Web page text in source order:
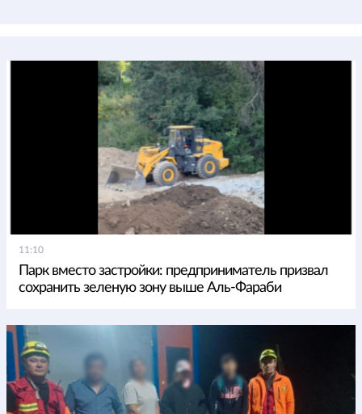
11:10
Парк вместо застройки: предприниматель призвал
сохранить зеленую зону выше Аль-Фараби